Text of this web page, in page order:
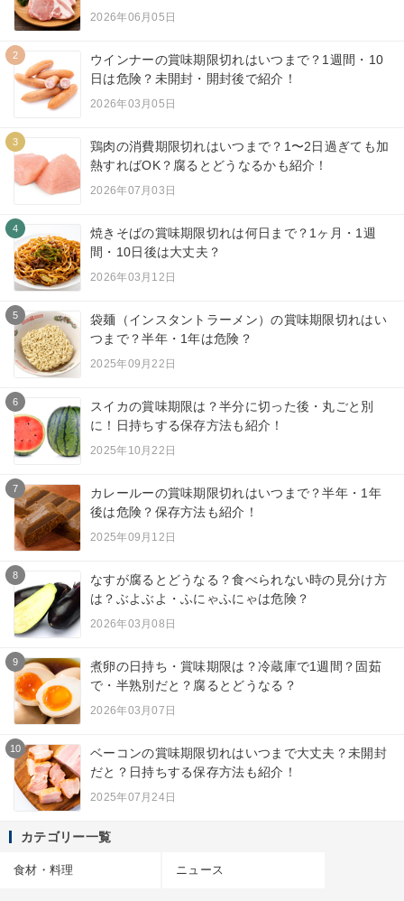
2026年06月05日
2
ウインナーの賞味期限切れはいつまで？1週間・10
日は危険？未開封・開封後で紹介！
2026年03月05日
3
鶏肉の消費期限切れはいつまで？1〜2日過ぎても加
熱すればOK？腐るとどうなるかも紹介！
2026年07月03日
4
焼きそばの賞味期限切れは何日まで？1ヶ月・1週
間・10日後は大丈夫？
2026年03月12日
5
袋麺（インスタントラーメン）の賞味期限切れはい
つまで？半年・1年は危険？
2025年09月22日
6
スイカの賞味期限は？半分に切った後・丸ごと別
に！日持ちする保存方法も紹介！
2025年10月22日
7
カレールーの賞味期限切れはいつまで？半年・1年
後は危険？保存方法も紹介！
2025年09月12日
8
なすが腐るとどうなる？食べられない時の見分け方
は？ぶよぶよ・ふにゃふにゃは危険？
2026年03月08日
9
煮卵の日持ち・賞味期限は？冷蔵庫で1週間？固茹
で・半熟別だと？腐るとどうなる？
2026年03月07日
10
ベーコンの賞味期限切れはいつまで大丈夫？未開封
だと？日持ちする保存方法も紹介！
2025年07月24日
カテゴリー一覧
食材・料理 ニュース